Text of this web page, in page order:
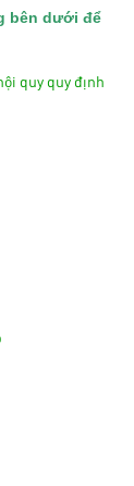
bên dưới để
quy quy định